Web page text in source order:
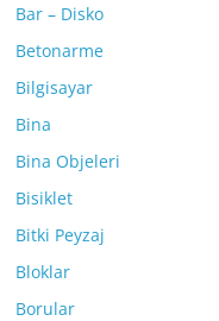
Bar – Disko
Betonarme
Bilgisayar
Bina
Bina Objeleri
Bisiklet
Bitki Peyzaj
Bloklar
Borular